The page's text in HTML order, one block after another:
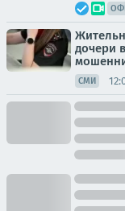
дочери
СМИ